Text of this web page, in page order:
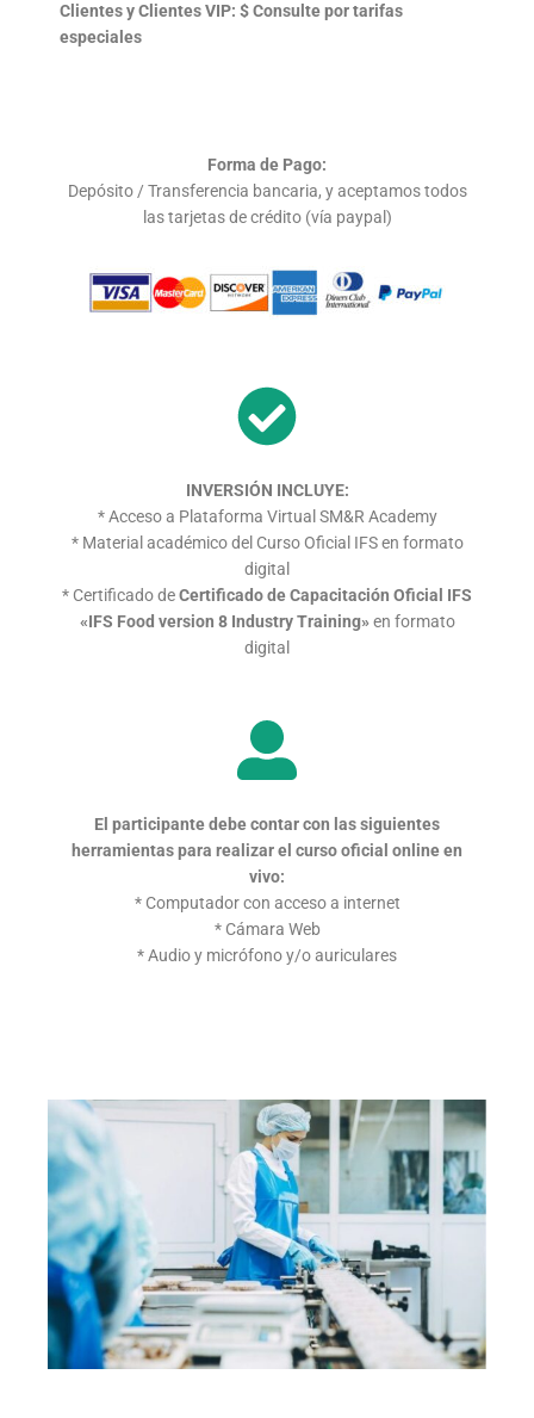
Clientes y Clientes VIP: $ Consulte por tarifas
especiales
Forma de Pago:
Depósito / Transferencia bancaria, y aceptamos todos
las tarjetas de crédito (vía paypal)
INVERSIÓN INCLUYE:
* Acceso a Plataforma Virtual SM&R Academy
* Material académico del Curso Oficial IFS en formato
digital
* Certificado deCertificado de Capacitación Oficial IFS
«IFS Food version 8 Industry Training»en formato
digital
El participante debe contar con las siguientes
herramientaspara realizar el curso oficial online en
vivo:
* Computador con acceso a internet
* Cámara Web
* Audio y micrófono y/o auriculares